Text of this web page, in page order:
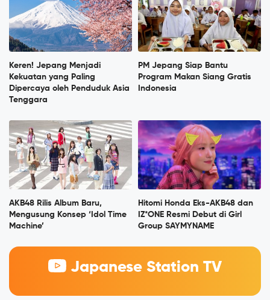
Keren! Jepang Menjadi
Kekuatan yang Paling
Dipercaya oleh Penduduk Asia
Tenggara
PM Jepang Siap Bantu
Program Makan Siang Gratis
Indonesia
AKB48 Rilis Album Baru,
Mengusung Konsep ‘Idol Time
Machine’
Hitomi Honda Eks-AKB48 dan
IZ*ONE Resmi Debut di Girl
Group SAYMYNAME
Japanese Station TV